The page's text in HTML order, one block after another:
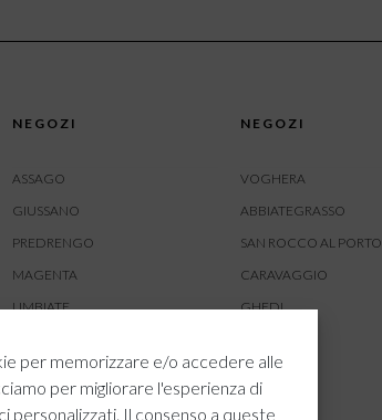
per memorizzare e/o accedere alle
per migliorare l'esperienza di
personalizzati. Il consenso a queste
NEGOZI
ASSAGO
GIUSSANO
PREDRENGO
MAGENTA
LIMBIATE
BUSNAGO
NEGOZI
VOGHERA
ABBIATEGRASSO
SAN ROCCO AL PORTO
CARAVAGGIO
GHEDI
CREMONA